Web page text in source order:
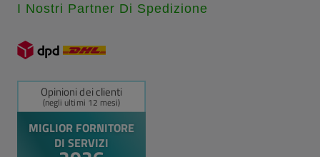
I Nostri Partner Di Spedizione